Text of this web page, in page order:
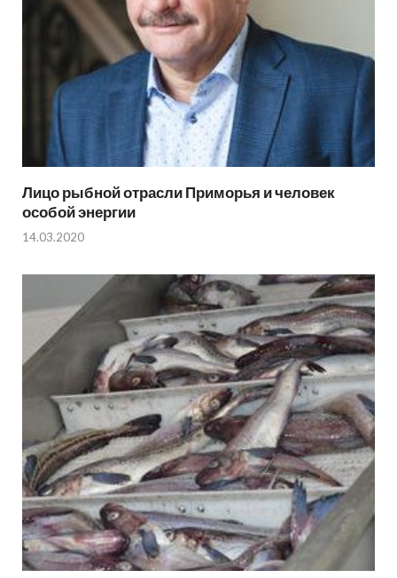
Лицо рыбной отрасли Приморья и человек
особой энергии
14.03.2020